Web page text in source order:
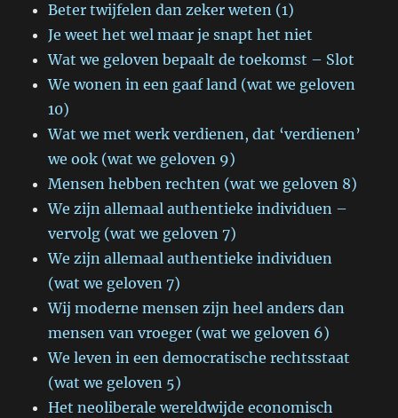
Beter twijfelen dan zeker weten (1)
Je weet het wel maar je snapt het niet
Wat we geloven bepaalt de toekomst – Slot
We wonen in een gaaf land (wat we geloven
10)
Wat we met werk verdienen, dat ‘verdienen’
we ook (wat we geloven 9)
Mensen hebben rechten (wat we geloven 8)
We zijn allemaal authentieke individuen –
vervolg (wat we geloven 7)
We zijn allemaal authentieke individuen
(wat we geloven 7)
Wij moderne mensen zijn heel anders dan
mensen van vroeger (wat we geloven 6)
We leven in een democratische rechtsstaat
(wat we geloven 5)
Het neoliberale wereldwijde economisch